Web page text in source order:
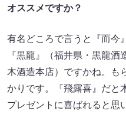
オススメですか？
有名どころで言うと『而今
『黒龍』（福井県・黒龍
木酒造本店）ですかね。も
かりです。『飛露喜』だと
プレゼントに喜ばれると思